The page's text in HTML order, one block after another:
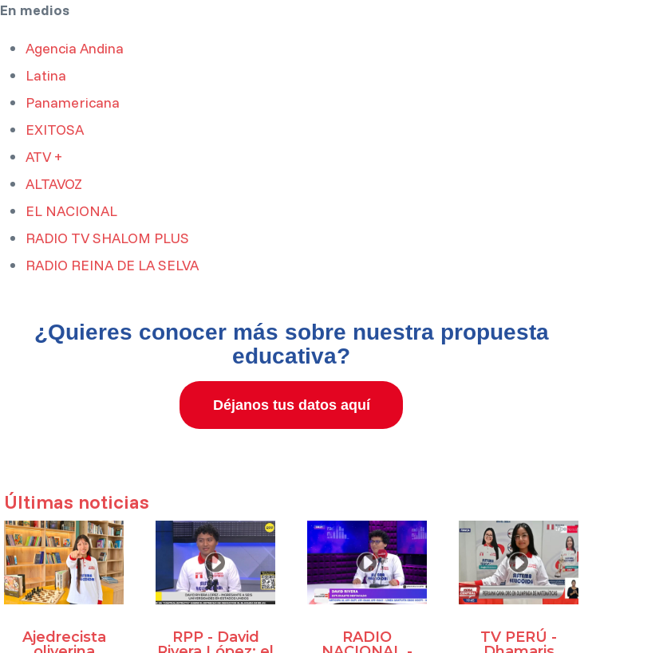
En medios
Agencia Andina
Latina
Panamericana
EXITOSA
ATV +
ALTAVOZ
EL NACIONAL
RADIO TV SHALOM PLUS
RADIO REINA DE LA SELVA
¿Quieres conocer más sobre nuestra propuesta
educativa?
Déjanos tus datos aquí
Últimas noticias
Ajedrecista
RPP - David
RADIO
TV PERÚ -